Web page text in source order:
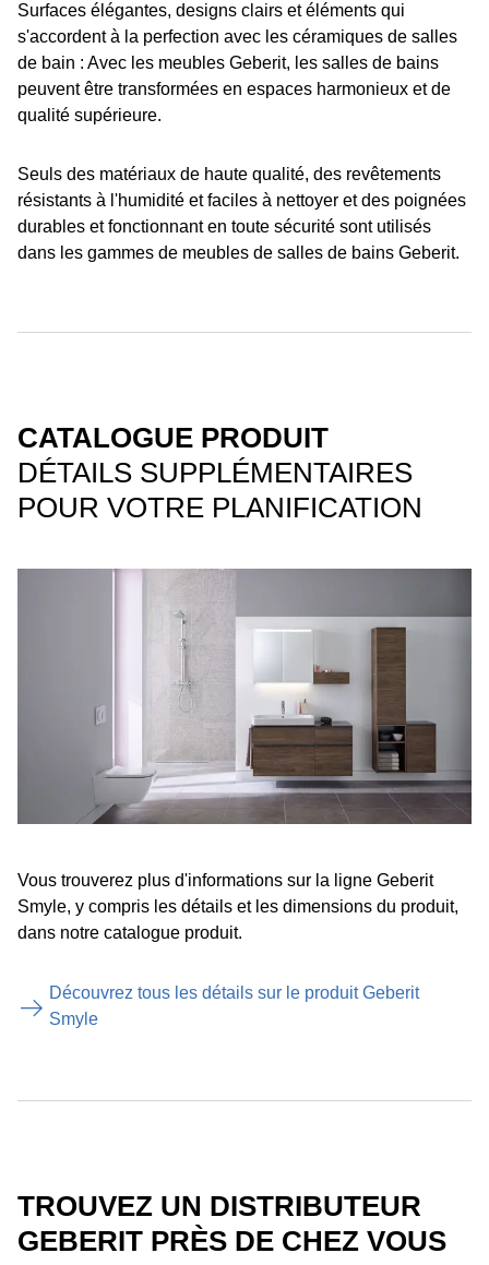
Surfaces élégantes, designs clairs et éléments qui
s'accordent à la perfection avec les céramiques de salles
de bain : Avec les meubles Geberit, les salles de bains
peuvent être transformées en espaces harmonieux et de
qualité supérieure.
Seuls des matériaux de haute qualité, des revêtements
résistants à l'humidité et faciles à nettoyer et des poignées
durables et fonctionnant en toute sécurité sont utilisés
dans les gammes de meubles de salles de bains Geberit.
CATALOGUE PRODUIT
DÉTAILS SUPPLÉMENTAIRES
POUR VOTRE PLANIFICATION
Vous trouverez plus d'informations sur la ligne Geberit
Smyle, y compris les détails et les dimensions du produit,
dans notre catalogue produit.
Découvrez tous les détails sur le produit Geberit
Smyle
TROUVEZ UN DISTRIBUTEUR
GEBERIT PRÈS DE CHEZ VOUS